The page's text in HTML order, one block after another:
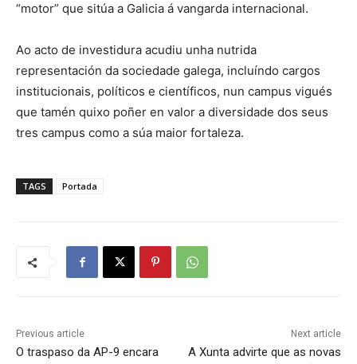
“motor” que sitúa a Galicia á vangarda internacional.
Ao acto de investidura acudiu unha nutrida
representación da sociedade galega, incluíndo cargos
institucionais, políticos e científicos, nun campus vigués
que tamén quixo poñer en valor a diversidade dos seus
tres campus como a súa maior fortaleza.
TAGS Portada
Previous article
O traspaso da AP-9 encara
Next article
A Xunta advirte que as novas